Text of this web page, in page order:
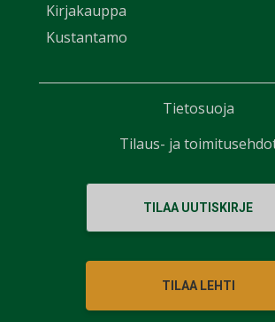
Kirjakauppa
Kustantamo
TILAA UUTISKIRJE
TILAA LEHTI
Tietosuoja
Tilaus- ja